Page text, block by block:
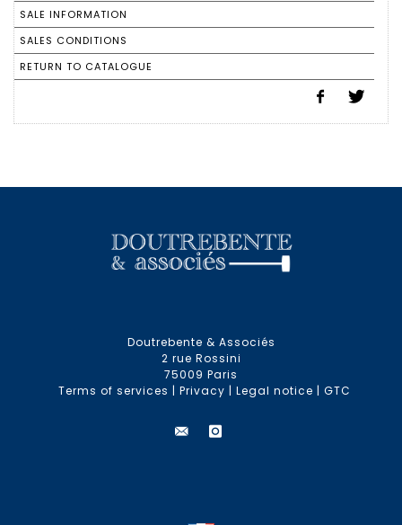
SALE INFORMATION
SALES CONDITIONS
RETURN TO CATALOGUE
Doutrebente & Associés
2 rue Rossini
75009 Paris
Terms of services | Privacy | Legal notice | GTC